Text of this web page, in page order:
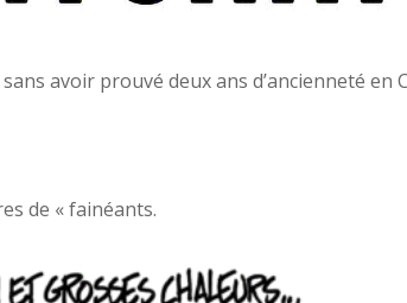
avoir prouvé deux ans d’ancienneté en
de « fainéants.